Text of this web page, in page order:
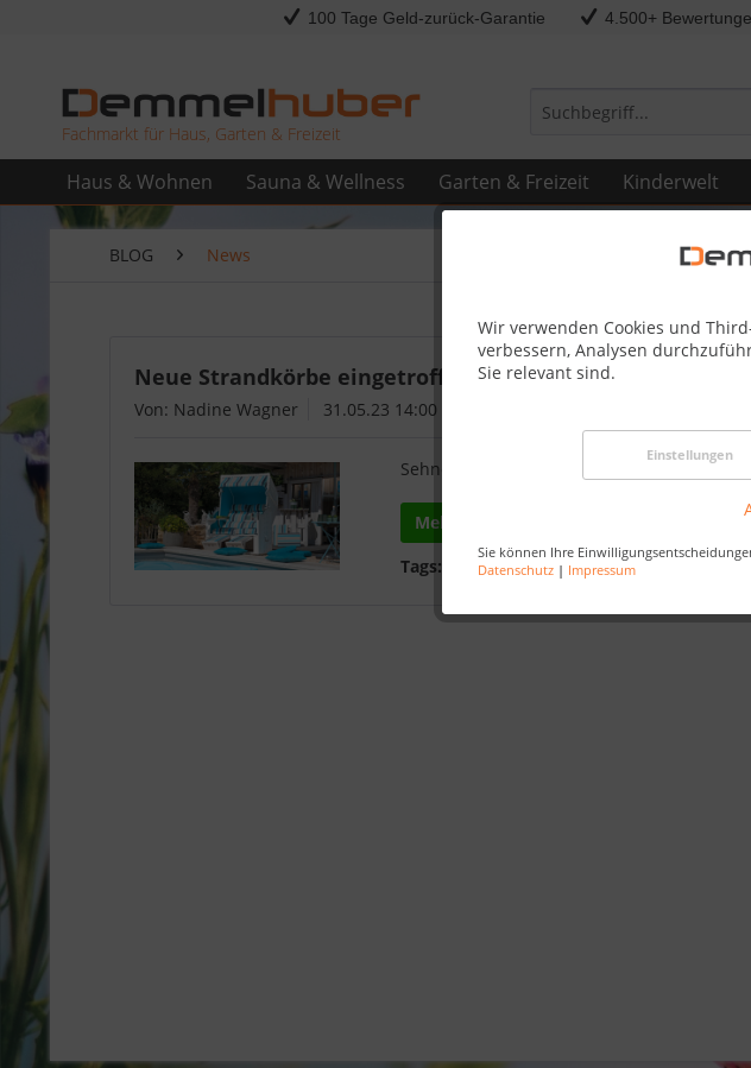
100 Tage Geld-zurück-Garantie 4.500+
Fachmarkt für Haus, Garten & Freizeit
Haus & Wohnen Sauna & Wellness Garten & Freizeit Kinderwelt
Wir verwenden Cookies und
verbessern, Analysen
Sie relevant sind.
Einstellungen
Sie können Ihre
Datenschutz | Impressum
BLOG News
Neue Strandkörbe eingetroffen – Entdecken Sie die
Von: Nadine Wagner 31.05.23 14:00
Sehnen Sie sich nach entspannten
Mehr lesen
Tags:
Strandkörbe, Strandkorbliebe